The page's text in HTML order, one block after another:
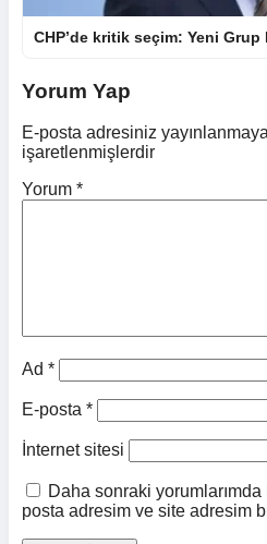
CHP’de kritik seçim: Yeni
Yorum Yap
E-posta adresiniz
işaretlenmişlerdir
Yorum *
Ad *
E-posta *
İnternet sitesi
Daha sonraki yorumlarımda
posta adresim ve site adresim